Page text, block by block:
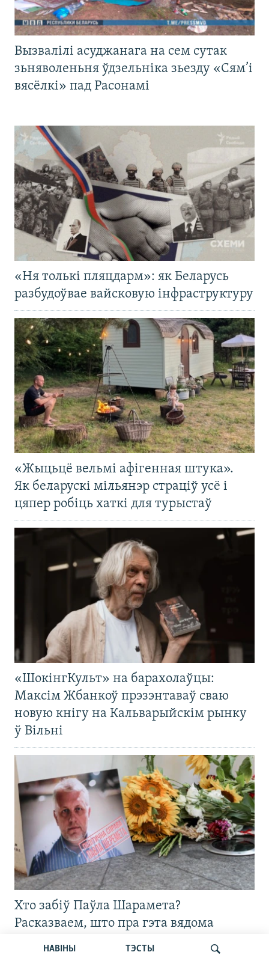
НАВІНЫ ТЭСТЫ
Вызвалілі асуджанага на сем сутак
зьняволеньня ўдзельніка зьезду «Сям’і
вясёлкі» пад Расонамі
«Ня толькі пляцдарм»: як Беларусь
разбудоўвае вайсковую інфраструктуру
«Жыцьцё вельмі афігенная штука».
Як беларускі мільянэр страціў усё і
цяпер робіць хаткі для турыстаў
«ШокінгКульт» на барахолаўцы:
Максім Жбанкоў прэзэнтаваў сваю
новую кнігу на Кальварыйскім рынку
ў Вільні
Хто забіў Паўла Шарамета?
Расказваем, што пра гэта вядома